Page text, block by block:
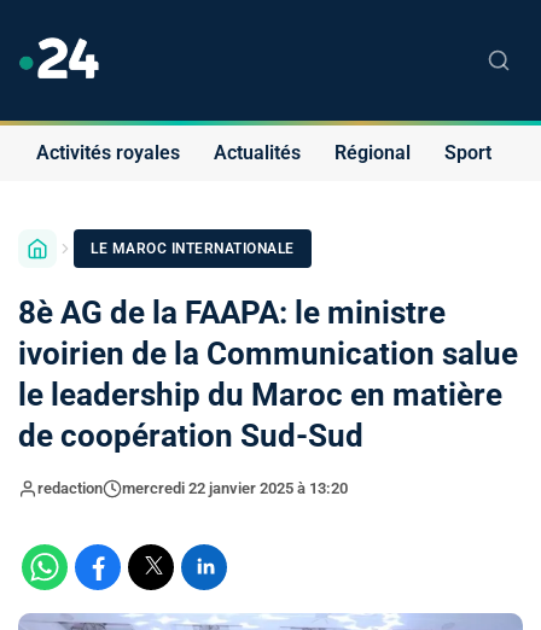
Activités royales Actualités Régional Sport
LE MAROC INTERNATIONALE
8è AG de la FAAPA: le ministre
ivoirien de la Communication salue
le leadership du Maroc en matière
de coopération Sud-Sud
redaction mercredi 22 janvier 2025 à 13:20